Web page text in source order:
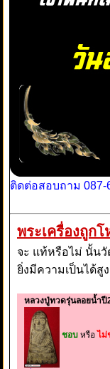
ติดต่อสอบถาม
พระเครื่องถูกโ
จะ แท้หรือไม่ นั้นวั
ยิ่งมีความเป็นได้สูง
หลวงปู่ทวดรุ่นลอยน้ำปี
ชอบ หรือไม่